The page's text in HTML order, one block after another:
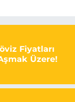
Fiyatları
Üzere!